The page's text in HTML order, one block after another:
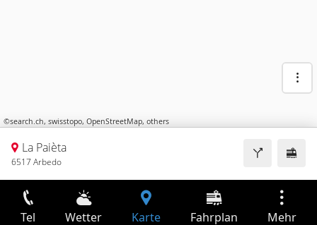
©search.ch, swisstopo, OpenStreetMap, others
La Paièta
6517 Arbedo
Tel Wetter Karte Fahrplan Mehr